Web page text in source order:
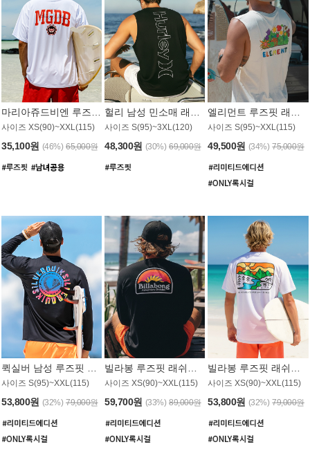
사이즈 XS(90)~XXL(115)
35,100원 (46%) 65,000원
사이즈 S(95)~3XL(120)
48,300원 (30%) 69,000원
사이즈 S(95)~XXL(115)
49,500원 (34%) 75,000원
사이즈 S(95)~XXL(115)
53,800원 (32%) 79,000원
사이즈 XS(90)~XXL(115)
59,700원 (33%) 89,000원
사이즈 XS(90)~XXL(115)
53,800원 (32%) 79,000원